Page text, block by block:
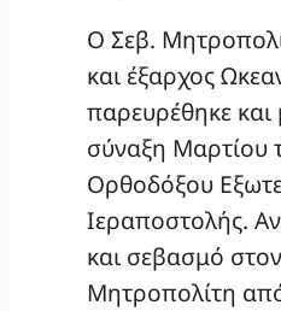
Ο Σεβ.
και έξαρχος
παρευρέθηκε και
σύναξη Μαρτίου
Ορθοδόξου
Ιεραποστολής.
και σεβασμό
Μητροπολίτη